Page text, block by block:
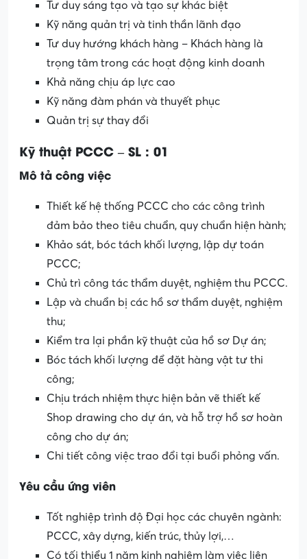
Tư duy sáng tạo và tạo sự khác biệt
Kỹ năng quản trị và tinh thần lãnh đạo
Tư duy hướng khách hàng – Khách hàng là
trọng tâm trong các hoạt động kinh doanh
Khả năng chịu áp lực cao
Kỹ năng đàm phán và thuyết phục
Quản trị sự thay đổi
Kỹ thuật PCCC – SL : 01
Mô tả công việc
Thiết kế hệ thống PCCC cho các công trình
đảm bảo theo tiêu chuẩn, quy chuẩn hiện hành;
Khảo sát, bóc tách khối lượng, lập dự toán
PCCC;
Chủ trì công tác thẩm duyệt, nghiệm thu PCCC.
Lập và chuẩn bị các hồ sơ thẩm duyệt, nghiệm
thu;
Kiểm tra lại phần kỹ thuật của hồ sơ Dự án;
Bóc tách khối lượng để đặt hàng vật tư thi
công;
Chịu trách nhiệm thực hiện bản vẽ thiết kế
Shop drawing cho dự án, và hỗ trợ hồ sơ hoàn
công cho dự án;
Chi tiết công việc trao đổi tại buổi phỏng vấn.
Yêu cầu ứng viên
Tốt nghiệp trình độ Đại học các chuyên ngành:
PCCC, xây dựng, kiến trúc, thủy lợi,…
Có tối thiểu 1 năm kinh nghiệm làm việc liên